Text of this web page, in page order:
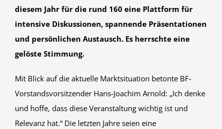
diesem Jahr für die rund 160 eine Plattform für
intensive Diskussionen, spannende Präsentationen
und persönlichen Austausch. Es herrschte eine
gelöste Stimmung.
Mit Blick auf die aktuelle Marktsituation betonte BF-
Vorstandsvorsitzender Hans-Joachim Arnold: „Ich denke
und hoffe, dass diese Veranstaltung wichtig ist und
Relevanz hat.“ Die letzten Jahre seien eine